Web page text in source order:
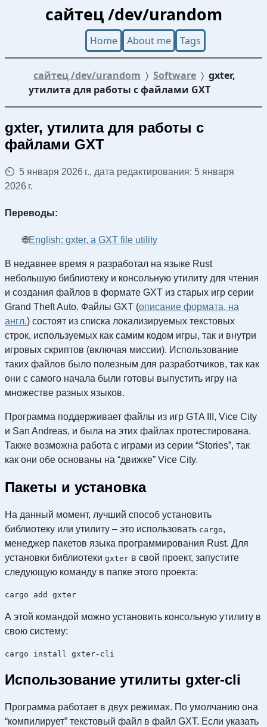
сайтец /dev/urandom
Home About me Tags
сайтец /dev/urandom Software
gxter,
утилита для работы с файлами GXT
gxter, утилита для работы с
файлами GXT
5 января 2026 г., дата редактирования: 5 января
2026 г.
Переводы:
English: gxter, a GXT file utility
В недавнее время я разработал на языке Rust
небольшую библиотеку и консольную утилиту для чтения
и создания файлов в формате GXT из старых игр серии
Grand Theft Auto. Файлы GXT (описание формата, на
англ.) состоят из списка локализируемых текстовых
строк, используемых как самим кодом игры, так и внутри
игровых скриптов (включая миссии). Использование
таких файлов было полезным для разработчиков, так как
они с самого начала были готовы выпустить игру на
множестве разных языков.
Программа поддерживает файлы из игр GTA III, Vice City
и San Andreas, и была на этих файлах протестирована.
Также возможна работа с играми из серии “Stories”, так
как они обе основаны на “движке” Vice City.
Пакеты и установка
На данный момент, лучший способ установить
библиотеку или утилиту – это использовать cargo,
менеджер пакетов языка программирования Rust. Для
установки библиотеки gxter в свой проект, запустите
следующую команду в папке этого проекта:
А этой командой можно установить консольную утилиту в
свою систему:
Использование утилиты gxter-cli
Программа работает в двух режимах. По умолчанию она
“компилирует” текстовый файл в файл GXT. Если указать